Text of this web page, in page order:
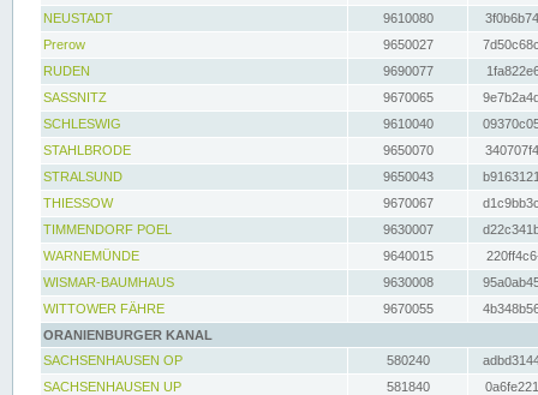
NEUSTADT
9610080
Prerow
9650027
RUDEN
9690077
SASSNITZ
9670065
SCHLESWIG
9610040
STAHLBRODE
9650070
STRALSUND
9650043
THIESSOW
9670067
TIMMENDORF POEL
9630007
WARNEMÜNDE
9640015
WISMAR-BAUMHAUS
9630008
WITTOWER FÄHRE
9670055
ORANIENBURGER KANAL
SACHSENHAUSEN OP
580240
SACHSENHAUSEN UP
581840